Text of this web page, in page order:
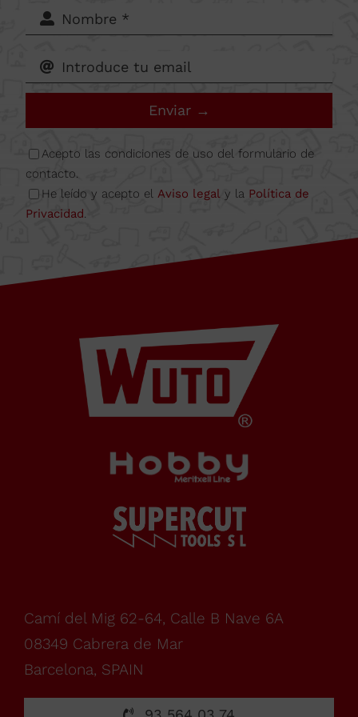
Enviar →
Acepto las condiciones de uso del formulario de
contacto.
He leído y acepto el Aviso legaly la Política de
Privacidad.
Camí del Mig 62-64, Calle B Nave 6A
08349 Cabrera de Mar
Barcelona, SPAIN
Camí
del Mig
62-64,
Calle B
Nave
6A
08349
Cabrera
de Mar
Barcelona,
SPAIN
Horario Oficina